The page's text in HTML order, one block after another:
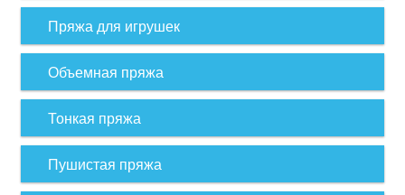
Пряжа для игрушек
Объемная пряжа
Тонкая пряжа
Пушистая пряжа